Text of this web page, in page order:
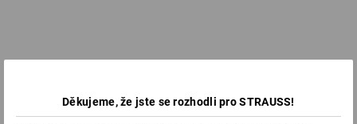
Děkujeme, že jste se rozhodli pro STRAUSS!